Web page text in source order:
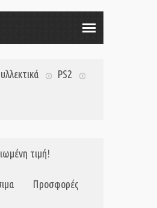
PS2
τιμή!
Προσφορές